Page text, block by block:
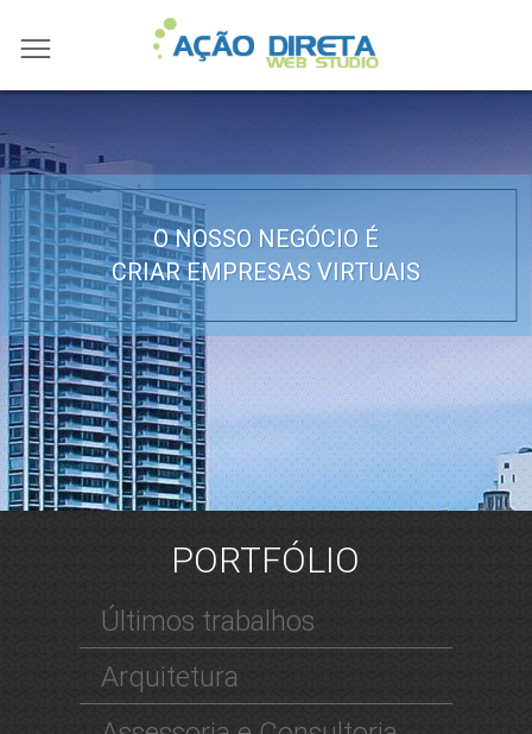
O NOSSO NEGÓCIO É
CRIAR EMPRESAS VIRTUAIS
PORTFÓLIO
Últimos trabalhos
Arquitetura